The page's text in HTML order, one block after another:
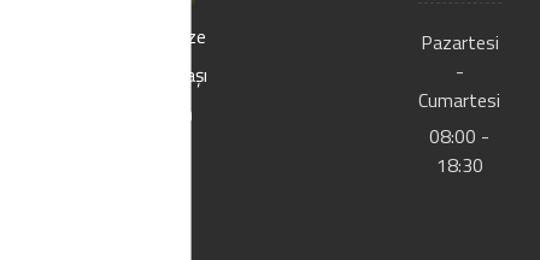
Bize
Ulaşı
n
Pazartesi
-
Cumartesi
08:00 -
18:30